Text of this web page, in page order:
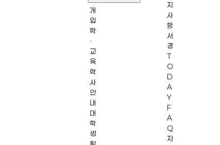
개
입
학
·
교
육
학
사
안
내
대
학
생
지
사
항
서
경
T
O
D
A
Y
F
A
Q
자